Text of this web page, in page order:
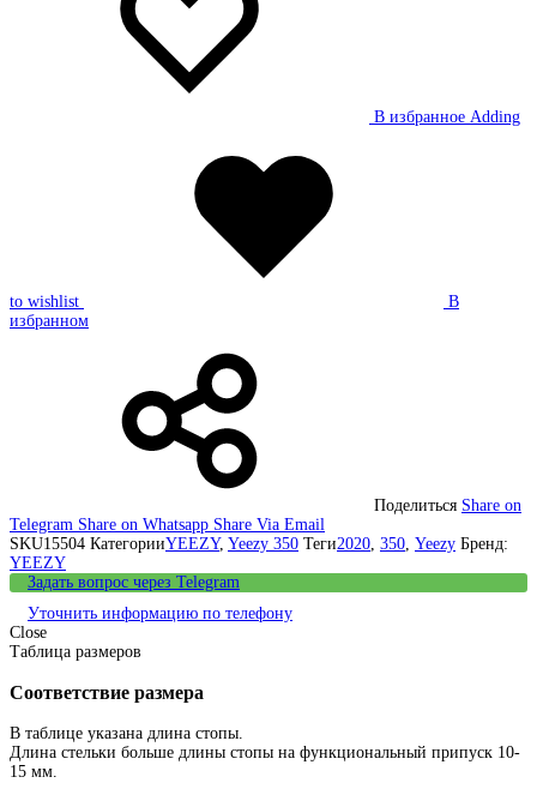
В избранное Adding
to wishlist
В
избранном
Поделиться Share on
Telegram Share on Whatsapp Share Via Email
SKU15504 КатегорииYEEZY, Yeezy 350 Теги2020 350 Yeezy Бренд:
YEEZY
Задать вопрос через Telegram
Уточнить информацию по телефону
Close
Таблица размеров
Соответствие размера
В таблице указана длина стопы.
Длина стельки больше длины стопы на функциональный припуск 10-
15 мм.